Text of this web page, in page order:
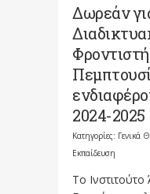
Δωρεάν
2024-2025
Κατηγορίες: Γενικά
Εκπαίδευση
Το